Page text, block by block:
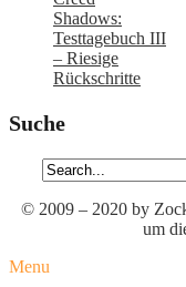
Shadows:
Testtagebuch III
– Riesige
Rückschritte
Suche
© 2009 – 2020 by
um
Menu